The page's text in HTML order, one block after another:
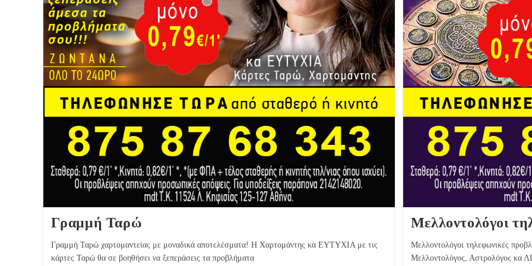
Γραμμή Ταρώ
Γραμμή Ταρώ χαρτομαντείας με μοναδικά αποτελέσματα! Η Χαρτομάντης κα ΕΥΤΥΧΙΑ με τις
κάρτες Ταρώ θα σε βοηθήσει να ξεπεράσεις τα προβλήματα
Μελλοντολόγοι
Μελλοντολόγοι τηλεφωνικές
Μελλοντολόγος, Αστρολόγος κα